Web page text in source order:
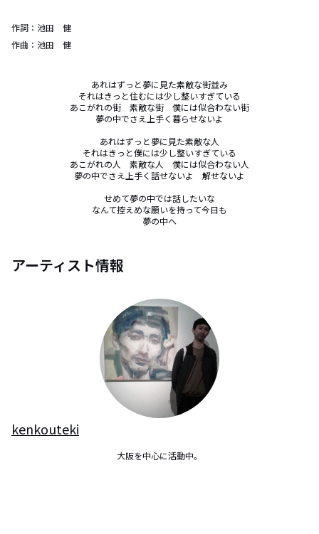
作詞： 池田 健
作曲： 池田 健
あれはずっと夢に見た素敵な街並み
それはきっと住むには少し整いすぎている
あこがれの街　素敵な街　僕には似合わない街
夢の中でさえ上手く暮らせないよ
あれはずっと夢に見た素敵な人
それはきっと僕には少し整いすぎている
あこがれの人　素敵な人　僕には似合わない人
夢の中でさえ上手く話せないよ　解せないよ
せめて夢の中では話したいな
なんて控えめな願いを持って今日も
夢の中へ
アーティスト情報
kenkouteki
大阪を中心に活動中。